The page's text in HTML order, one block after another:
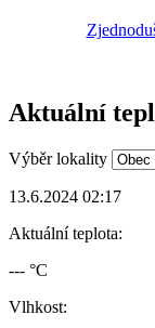
Aktuální
Výběr lokality
13.6.2024 02:17
Aktuální teplota:
--- °C
Vlhkost: